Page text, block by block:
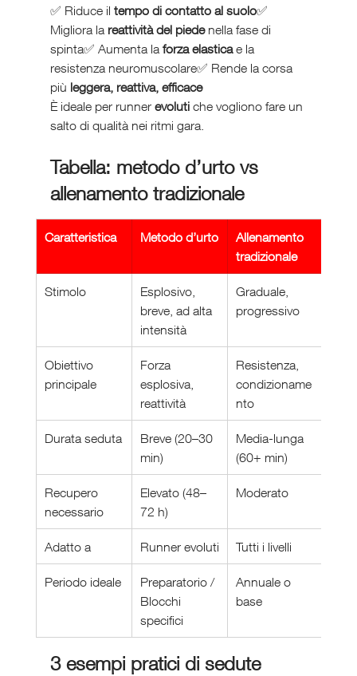
✅ Riduce il tempo di contatto al suolo✅
Migliora la reattività del piede nella fase di
spinta✅ Aumenta la forza elastica e la
resistenza neuromuscolare✅ Rende la corsa
più leggera, reattiva, efficace
È ideale per runner evoluti che vogliono fare un
salto di qualità nei ritmi gara.
Tabella: metodo d’urto vs
allenamento tradizionale
Caratteristica Metodo d’urto
Allenamento
tradizionale
Stimolo
Esplosivo,
breve, ad alta
intensità
Graduale,
progressivo
Obiettivo
principale
Forza
esplosiva,
reattività
Resistenza,
condizioname
nto
Durata seduta
Breve (20–30
min)
Media-lunga
(60+ min)
Recupero
necessario
Elevato (48–
72 h)
Moderato
Adatto a Runner evoluti Tutti i livelli
Periodo ideale
Preparatorio /
Blocchi
specifici
Annuale o
base
3 esempi pratici di sedute